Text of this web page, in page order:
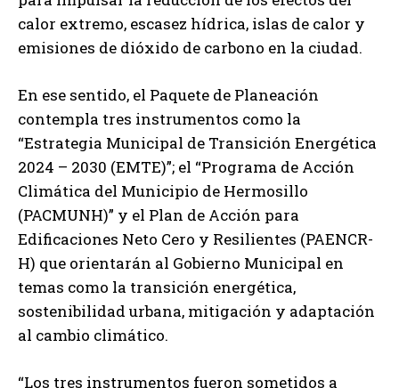
calor extremo, escasez hídrica, islas de calor y
emisiones de dióxido de carbono en la ciudad.
En ese sentido, el Paquete de Planeación
contempla tres instrumentos como la
“Estrategia Municipal de Transición Energética
2024 – 2030 (EMTE)”; el “Programa de Acción
Climática del Municipio de Hermosillo
(PACMUNH)” y el Plan de Acción para
Edificaciones Neto Cero y Resilientes (PAENCR-
H) que orientarán al Gobierno Municipal en
temas como la transición energética,
sostenibilidad urbana, mitigación y adaptación
al cambio climático.
“Los tres instrumentos fueron sometidos a